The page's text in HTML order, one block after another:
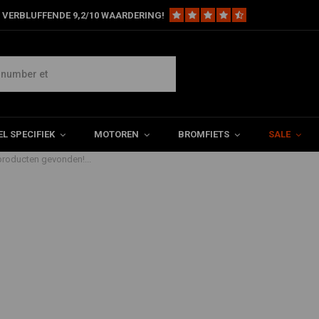
9,2/10 WAARDERING!
SPECIFIEK MOTOREN BROMFIETS SALE
gevonden!...